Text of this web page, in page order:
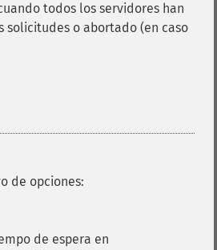
todos los servidores han
solicitudes o abortado (en caso
de opciones:
de espera en